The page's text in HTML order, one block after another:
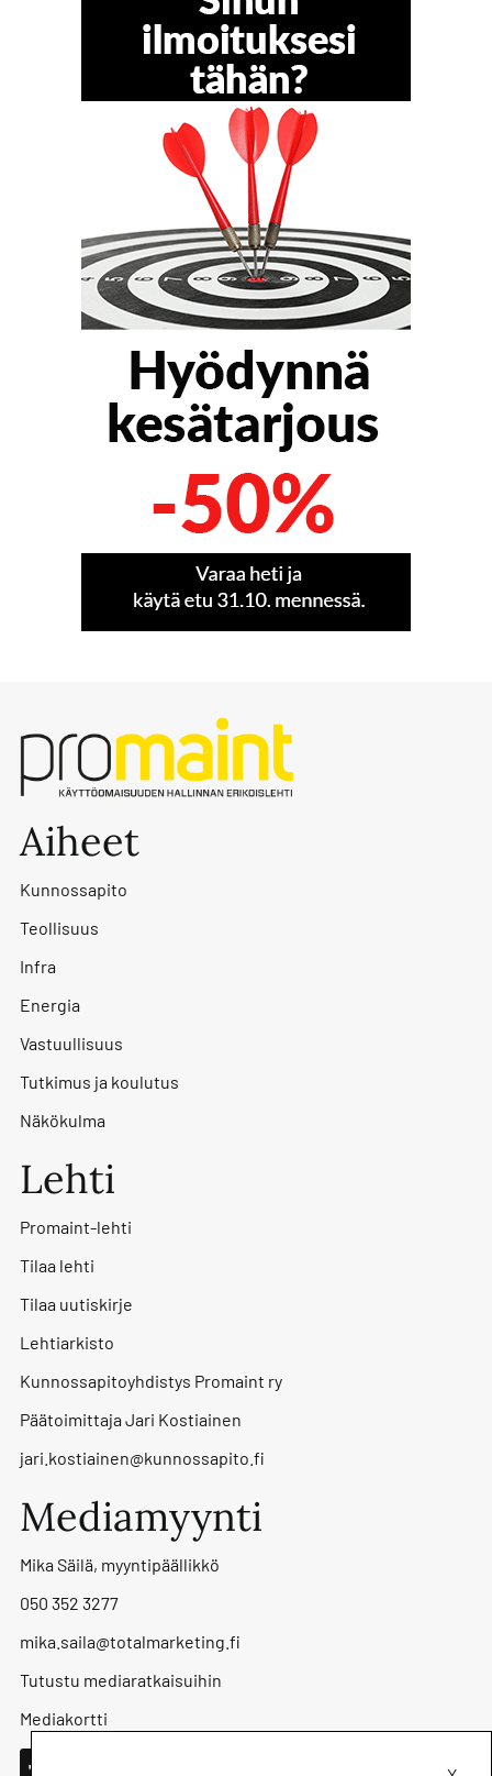
Aiheet
Kunnossapito
Teollisuus
Infra
Energia
Vastuullisuus
Tutkimus ja koulutus
Näkökulma
Lehti
Promaint-lehti
Tilaa lehti
Tilaa uutiskirje
Lehtiarkisto
Kunnossapitoyhdistys Promaint ry
Päätoimittaja Jari Kostiainen
jari.kostiainen@kunnossapito.fi
Mediamyynti
Mika Säilä, myyntipäällikkö
050 352 3277
mika.saila@totalmarketing.fi
Tutustu mediaratkaisuihin
Mediakortti